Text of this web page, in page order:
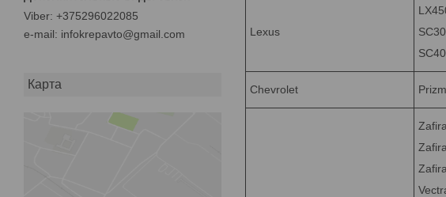
+375296022085
e-mail
infokrepavto@gmail.com
Карта
Lexus
Chevrolet